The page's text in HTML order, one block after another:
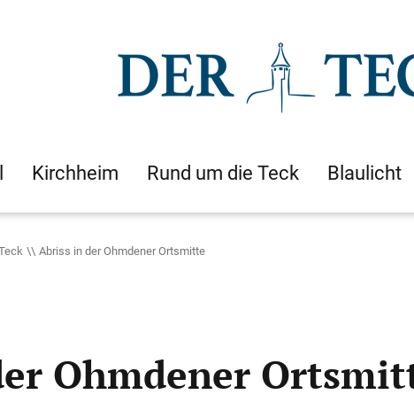
Kirchheim Rund um die Teck Blaulicht
Abriss in der Ohmdener Ortsmitte
Ohmdener